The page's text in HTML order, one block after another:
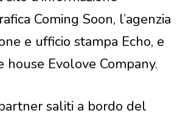
Coming Soon, l’agenzia
e ufficio stampa Echo, e
house Evolove Company.
saliti a bordo del